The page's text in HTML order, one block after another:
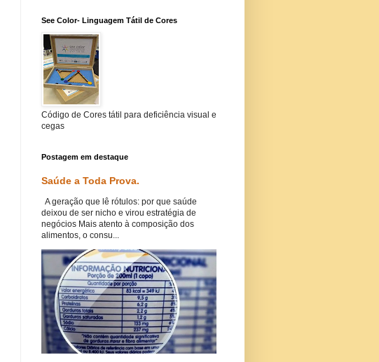
See Color- Linguagem Tátil de Cores
Código de Cores tátil para deficiência visual e
cegas
Postagem em destaque
Saúde a Toda Prova.
A geração que lê rótulos: por que saúde
deixou de ser nicho e virou estratégia de
negócios Mais atento à composição dos
alimentos, o consu...